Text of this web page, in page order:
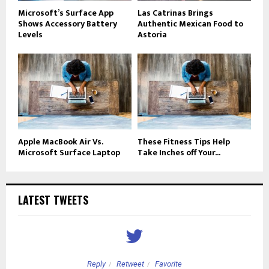
Microsoft’s Surface App
Shows Accessory Battery
Levels
Las Catrinas Brings
Authentic Mexican Food to
Astoria
Apple MacBook Air Vs.
Microsoft Surface Laptop
These Fitness Tips Help
Take Inches off Your...
LATEST TWEETS
Reply Retweet Favorite